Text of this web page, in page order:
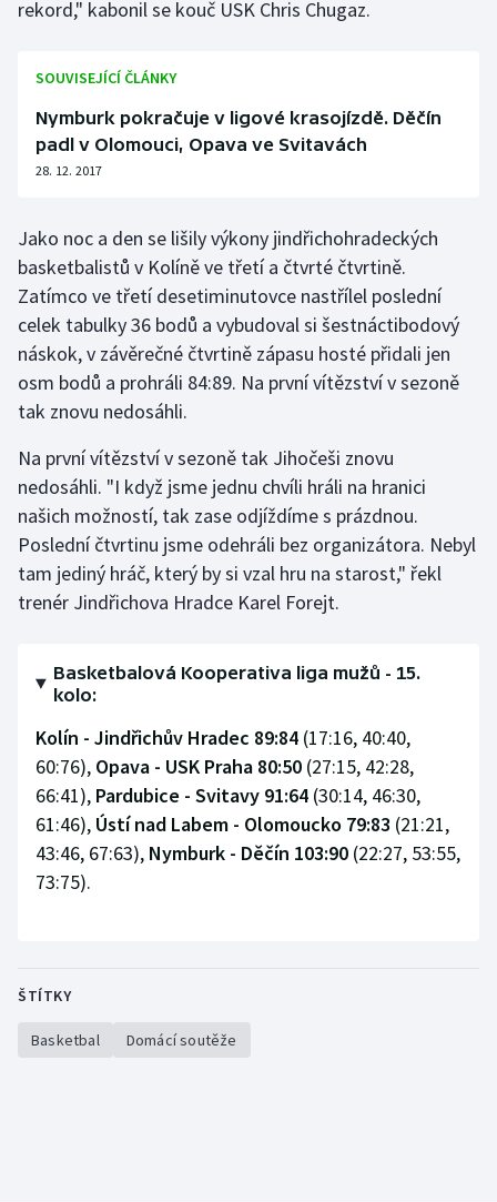
Moderní pětiboj
Olympijské hry
Parasport
Plážový volejbal
Ragby
Rychlobruslení
Short track
Sportovní střelba
Stolní tenis
Veslování
Volejbal
Ostatní
rekord," kabonil se kouč USK Chris Chugaz.
SOUVISEJÍCÍ ČLÁNKY
Nymburk pokračuje v ligové krasojízdě. Děčín
padl v Olomouci, Opava ve Svitavách
28. 12. 2017
Jako noc a den se lišily výkony jindřichohradeckých
basketbalistů v Kolíně ve třetí a čtvrté čtvrtině.
Zatímco ve třetí desetiminutovce nastřílel poslední
celek tabulky 36 bodů a vybudoval si šestnáctibodový
náskok, v závěrečné čtvrtině zápasu hosté přidali jen
osm bodů a prohráli 84:89. Na první vítězství v sezoně
tak znovu nedosáhli.
Na první vítězství v sezoně tak Jihočeši znovu
nedosáhli. "I když jsme jednu chvíli hráli na hranici
našich možností, tak zase odjíždíme s prázdnou.
Poslední čtvrtinu jsme odehráli bez organizátora. Nebyl
tam jediný hráč, který by si vzal hru na starost," řekl
trenér Jindřichova Hradce Karel Forejt.
Basketbalová Kooperativa liga mužů - 15.
kolo:
Kolín - Jindřichův Hradec 89:84 (17:16, 40:40,
60:76), Opava - USK Praha 80:50 (27:15, 42:28,
66:41), Pardubice - Svitavy 91:64 (30:14, 46:30,
61:46), Ústí nad Labem - Olomoucko 79:83 (21:21,
43:46, 67:63), Nymburk - Děčín 103:90 (22:27, 53:55,
73:75).
ŠTÍTKY
Basketbal Domácí soutěže